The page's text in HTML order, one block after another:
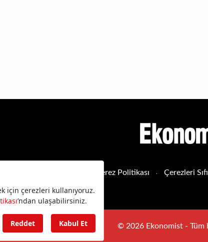
Çerez Politikası Çerezleri
© 2026 Ekonomist - Tüm